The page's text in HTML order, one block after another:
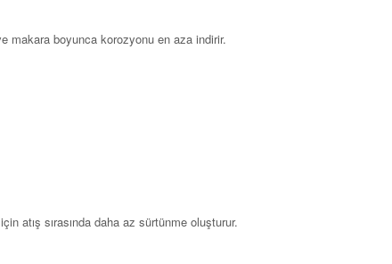
makara boyunca korozyonu en aza indirir.
atış sırasında daha az sürtünme oluşturur.